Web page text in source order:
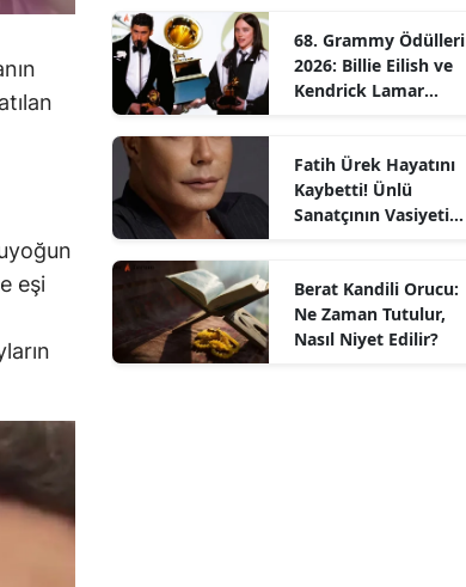
eşi
68. Grammy Ödülleri
2026: Billie Eilish ve
Kendrick Lamar
Fatih Ürek Hayatını
Kaybetti! Ünlü
Sanatçının Vasiyeti
Berat Kandili Orucu:
Ne Zaman Tutulur,
Nasıl Niyet Edilir?